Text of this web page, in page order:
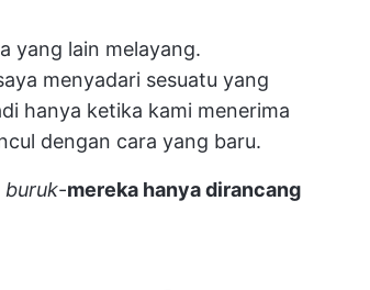
yang lain melayang.
menyadari sesuatu yang
hanya ketika kami menerima
dengan cara yang baru.
buruk-mereka hanya dirancang